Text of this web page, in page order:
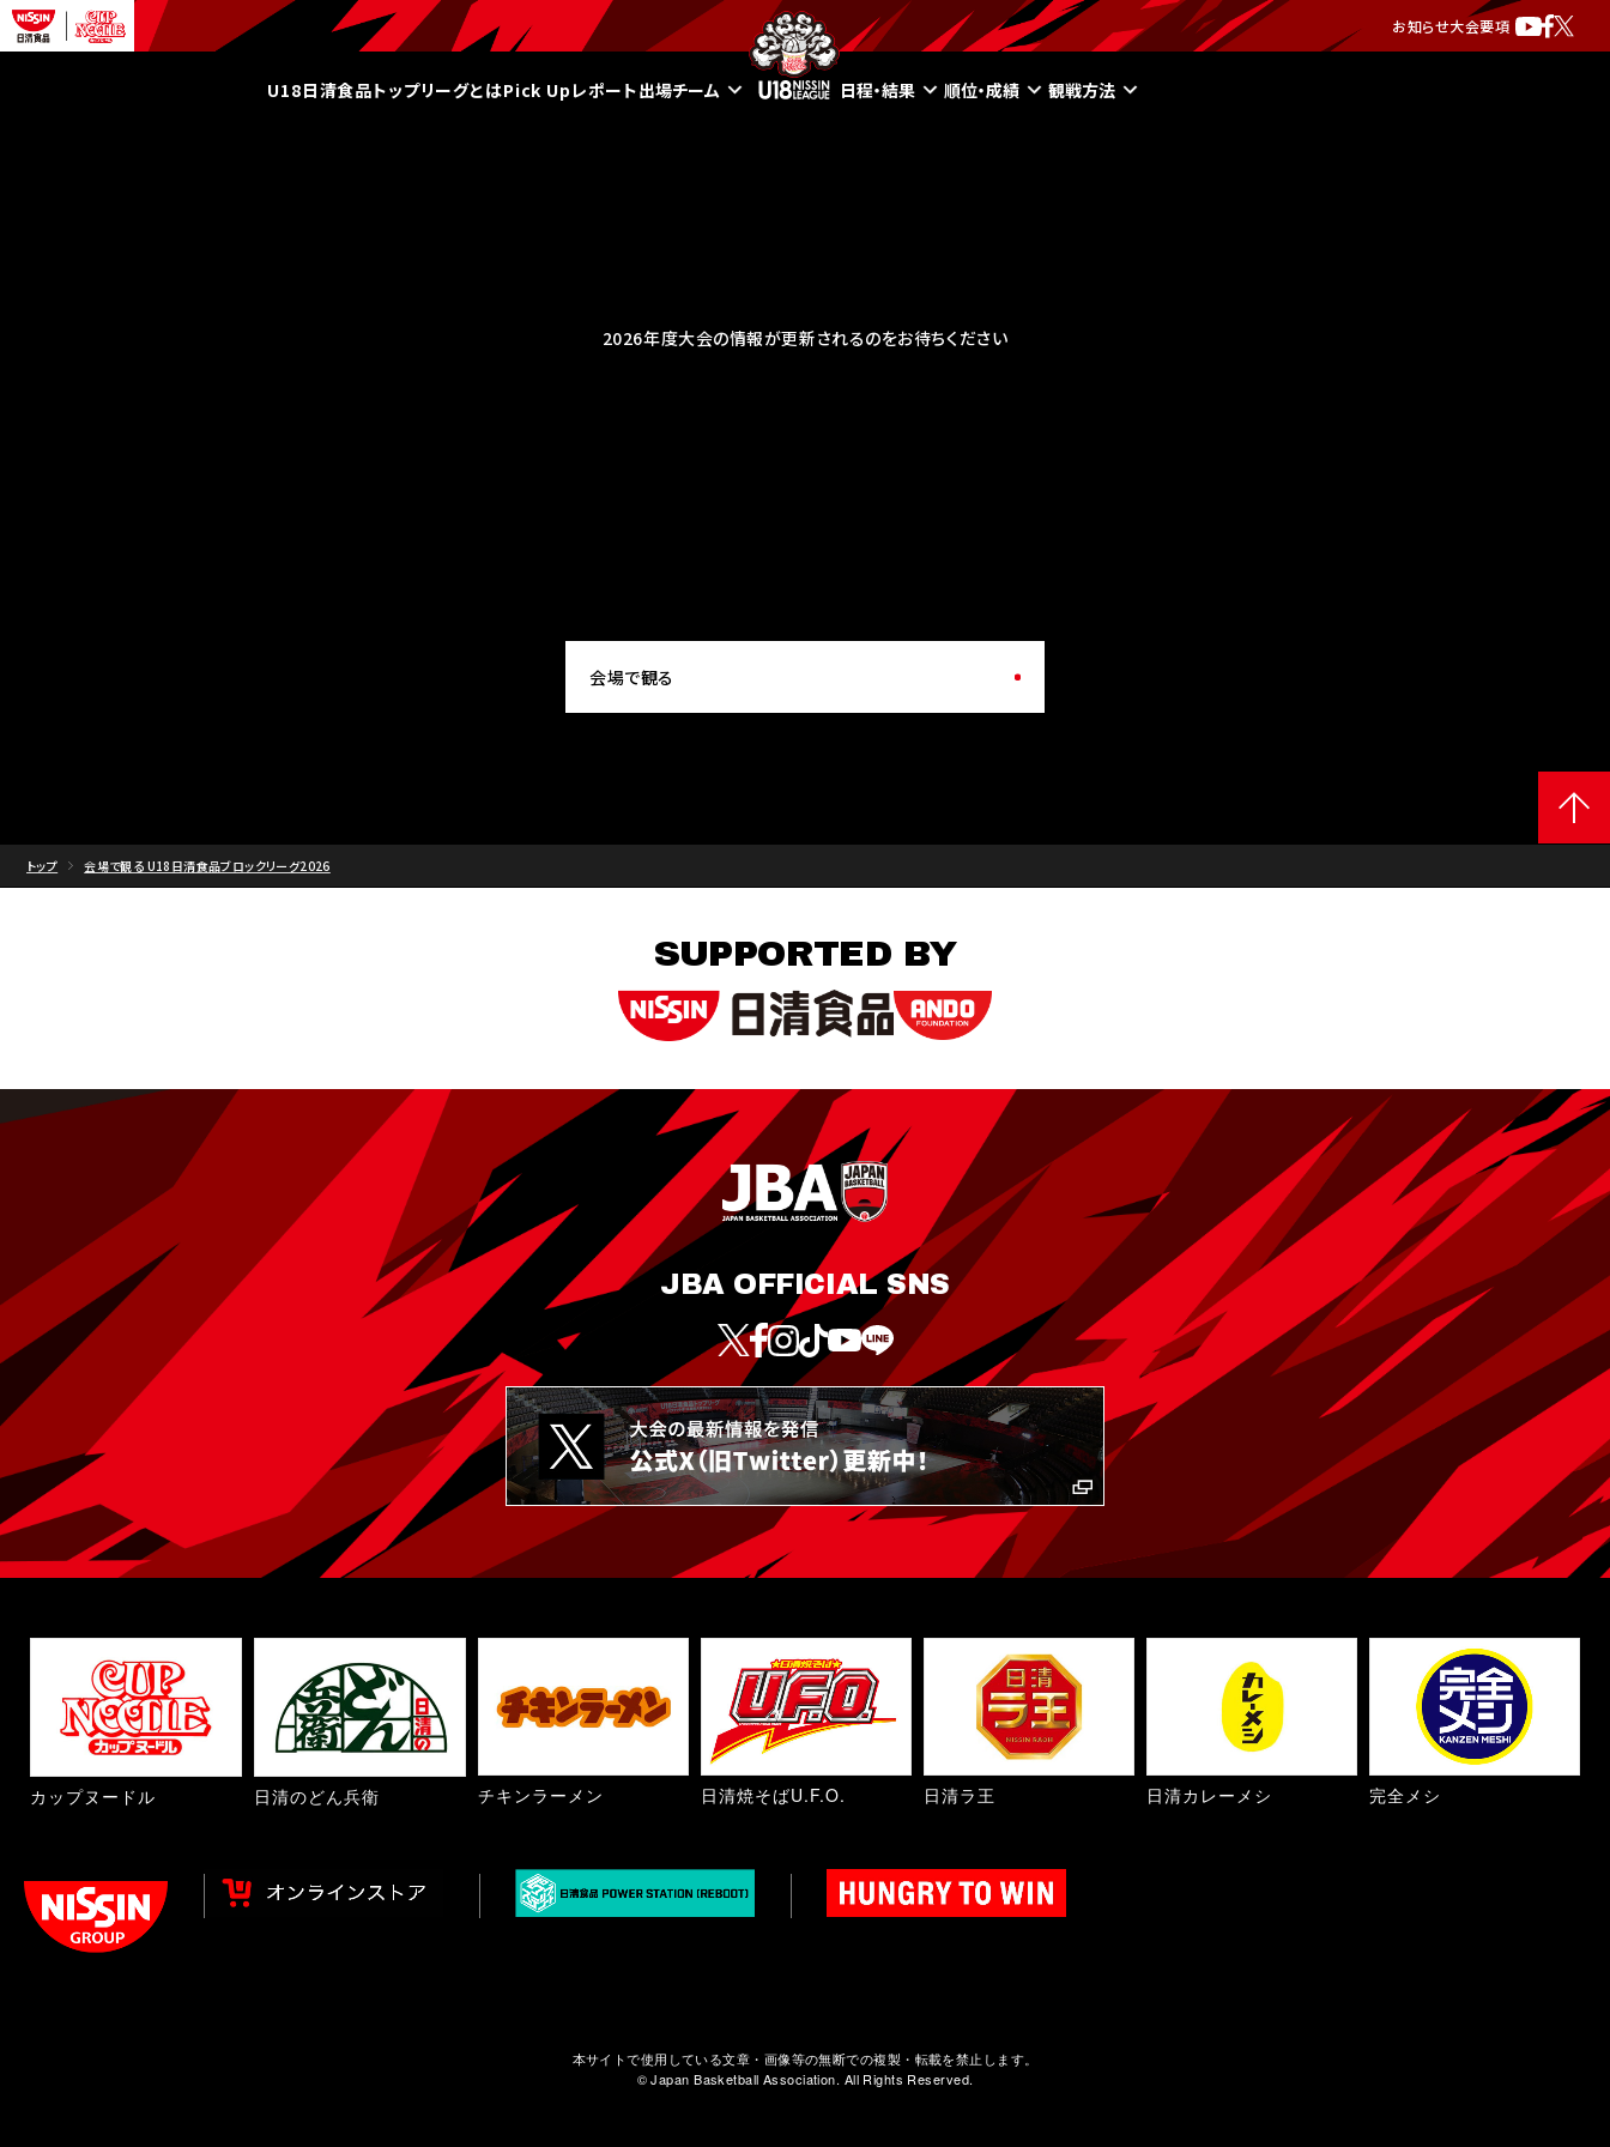
お知らせ大会要項
U18日清食品トップリーグとはPick Upレポート出場チーム 日程・結果 順位・成績 観戦方法
2026年度大会の情報が更新されるのをお待ちください
会場で観る
トップ 会場で観る U18日清食品ブロックリーグ2026
SUPPORTED BY
JBA OFFICIAL SNS
カップヌードル 日清のどん兵衛 チキンラーメン 日清焼そばU.F.O. 日清ラ王 日清カレーメシ 完全メシ
本サイトで使用している文章・画像等の無断での複製・転載を禁止します。
© Japan Basketball Association. All Rights Reserved.